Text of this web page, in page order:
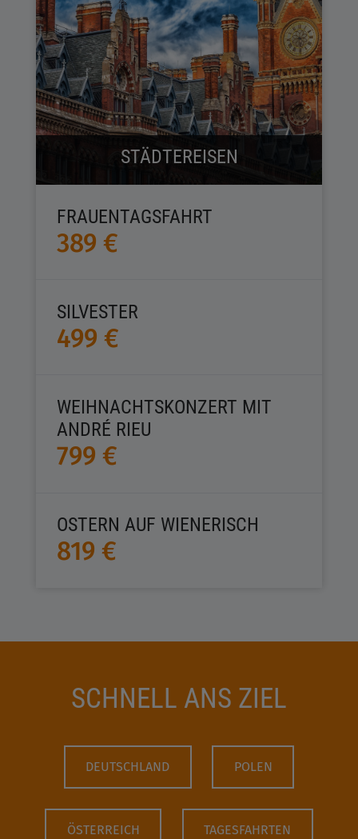
STÄDTEREISEN
FRAUENTAGSFAHRT
389 €
SILVESTER
499 €
WEIHNACHTSKONZERT MIT
ANDRÉ RIEU
799 €
OSTERN AUF WIENERISCH
819 €
SCHNELL ANS ZIEL
DEUTSCHLAND POLEN
ÖSTERREICH TAGESFAHRTEN